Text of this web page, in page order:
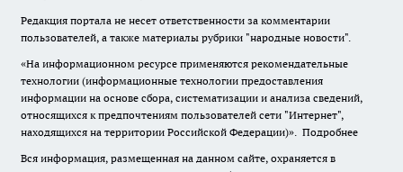
Редакция портала не несет ответственности за комментарии
пользователей, а также материалы рубрики "народные новости".
«На информационном ресурсе применяются рекомендательные
технологии (информационные технологии предоставления
информации на основе сбора, систематизации и анализа сведений,
относящихся к предпочтениям пользователей сети "Интернет",
находящихся на территории Российской Федерации)». Подробнее
Вся информация, размещенная на данном сайте, охраняется в